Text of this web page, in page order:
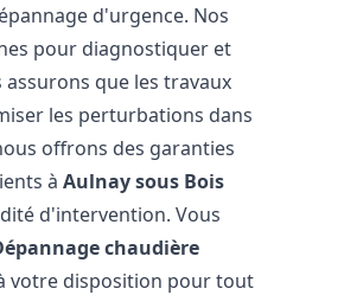
d'urgence. Nos
pour diagnostiquer et
assurons que les travaux
les perturbations dans
offrons des garanties
àAulnay sous Bois
d'intervention. Vous
chaudière
votre disposition pour tout